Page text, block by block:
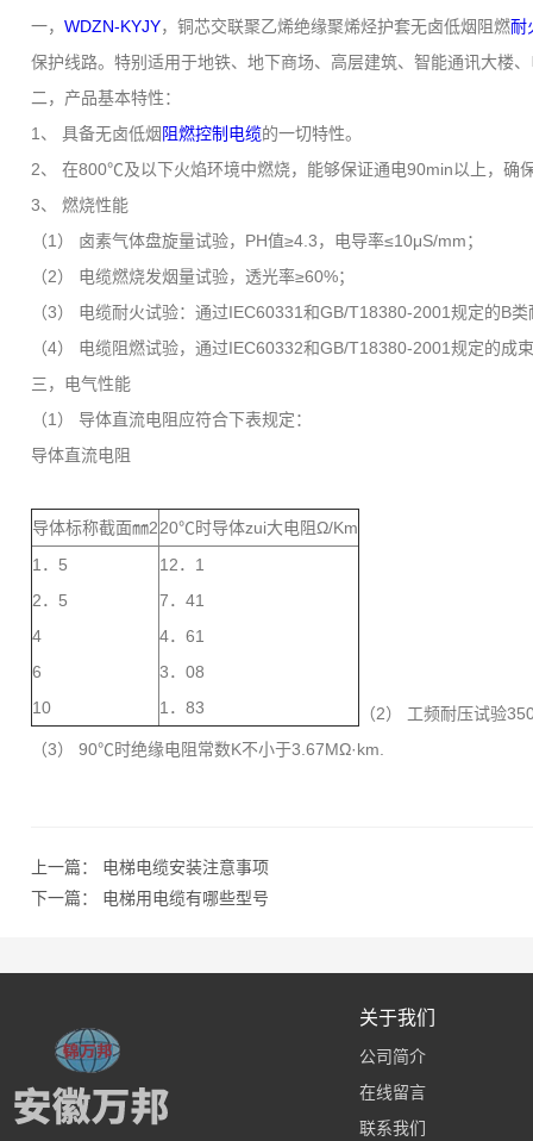
一， WDZN-KYJY，铜芯交联聚乙烯绝缘聚烯烃护套无卤低烟阻燃耐
保护线路。特别适用于地铁、地下商场、高层建筑、智能通讯大楼
二，产品基本特性：
1、 具备无卤低烟 阻燃控制电缆的一切特性。
2、 在800℃及以下火焰环境中燃烧，能够保证通电90min以上，确
3、 燃烧性能
（1） 卤素气体盘旋量试验，PH值≥4.3，电导率≤10μS/mm；
（2） 电缆燃烧发烟量试验，透光率≥60%；
（3） 电缆耐火试验：通过IEC60331和GB/T18380-2001规定的B
（4） 电缆阻燃试验，通过IEC60332和GB/T18380-2001规定的成
三，电气性能
（1） 导体直流电阻应符合下表规定：
导体直流电阻
导体标称截面㎜220℃时导体zui大电阻Ω/Km
1．5
2．5
4
6
10
12．1
7．41
4．61
3．08
1．83
（2） 工频耐压试验
（3） 90℃时绝缘电阻常数K不小于3.67MΩ·km.
上一篇： 电梯电缆安装注意事项
下一篇： 电梯用电缆有哪些型号
关于我们
公司简介
在线留言
联系我们